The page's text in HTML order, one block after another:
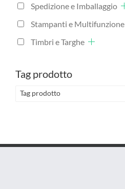
Spedizione e Imballaggio
Stampanti e Multifunzione
Timbri e Targhe
Tag prodotto
Tag prodotto